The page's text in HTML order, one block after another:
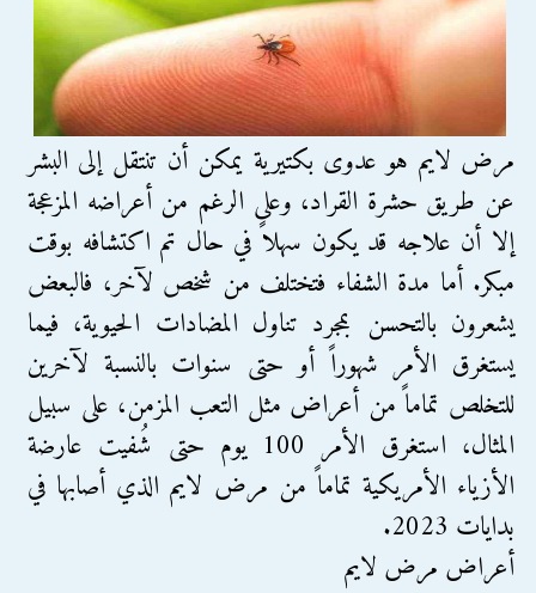
مرض لايم هو عدوى بكتيرية يمكن أن تنتقل إلى البشر
عن طريق حشرة القراد، وعلى الرغم من أعراضه المزعجة
إلا أن علاجه قد يكون سهلاً في حال تم اكتشافه بوقت
مبكر. أما مدة الشفاء فتختلف من شخص لآخر، فالبعض
يشعرون بالتحسن بمجرد تناول المضادات الحيوية، فيما
يستغرق الأمر شهوراً أو حتى سنوات بالنسبة لآخرين
للتخلص تماماً من أعراض مثل التعب المزمن، على سبيل
المثال، استغرق الأمر 100 يوم حتى شُفيت عارضة
الأزياء الأمريكية تماماً من مرض لايم الذي أصابها في
بدايات 2023.
أعراض مرض لايم